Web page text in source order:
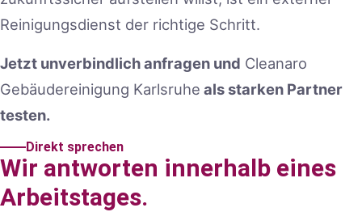
Reinigungsdienst der richtige Schritt.
Jetzt unverbindlich anfragen und Cleanaro
Gebäudereinigung Karlsruhe als starken Partner
testen.
Direkt sprechen
Wir antworten innerhalb eines
Arbeitstages.